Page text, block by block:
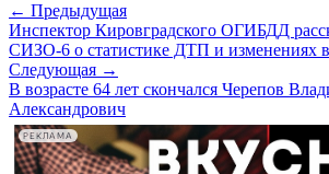
← Предыдущая
Инспектор Кировградского ОГИБДД
СИЗО-6 о статистике ДТП и изменениях в
Следующая →
В возрасте 64 лет скончался Черепов
Александрович
РЕКЛАМА